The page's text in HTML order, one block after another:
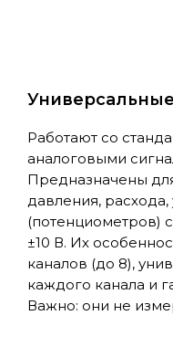
Работают со
аналоговыми
Предназначены
давления,
(потенциометров)
±10 В. Их
каналов (до 8),
каждого канала и
Важно: они не